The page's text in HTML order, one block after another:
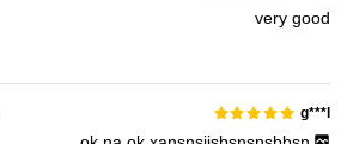
very good
g***l